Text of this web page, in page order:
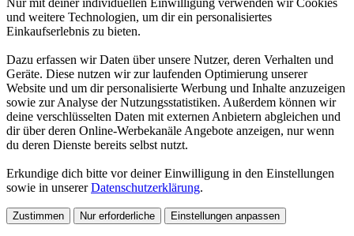
und weitere Technologien, um dir ein personalisiertes
Einkaufserlebnis zu bieten.
Dazu erfassen wir Daten über unsere Nutzer, deren Verhalten und
Geräte. Diese nutzen wir zur laufenden Optimierung unserer
Website und um dir personalisierte Werbung und Inhalte anzuzeigen
sowie zur Analyse der Nutzungsstatistiken. Außerdem können wir
deine verschlüsselten Daten mit externen Anbietern abgleichen und
dir über deren Online-Werbekanäle Angebote anzeigen, nur wenn
du deren Dienste bereits selbst nutzt.
Erkundige dich bitte vor deiner Einwilligung in den Einstellungen
sowie in unsererDatenschutzerklärung.
Zustimmen Nur erforderliche Einstellungen anpassen